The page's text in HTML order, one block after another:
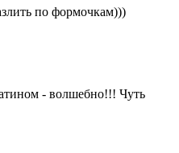
по формочкам)))
- волшебно!!! Чуть